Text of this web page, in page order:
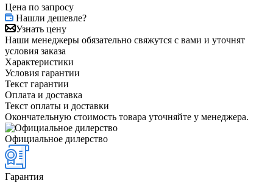
Цена по запросу
Нашли дешевле?
Узнать цену
Наши менеджеры обязательно свяжутся с вами и уточнят
условия заказа
Характеристики
Условия гарантии
Текст гарантии
Оплата и доставка
Текст оплаты и доставки
Окончательную стоимость товара уточняйте у менеджера.
Официальное дилерство
Гарантия